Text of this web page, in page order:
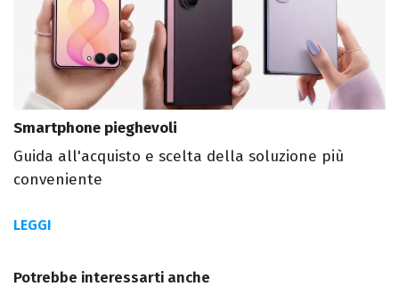
Smartphone pieghevoli
Guida all'acquisto e scelta della soluzione più
conveniente
LEGGI
Potrebbe interessarti anche